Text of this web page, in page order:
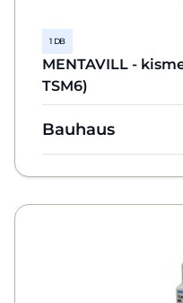
1 DB
MENTAVILL -
TSM6)
Bauhaus